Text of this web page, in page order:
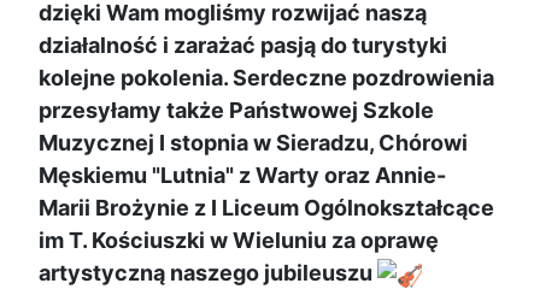
dzięki Wam mogliśmy rozwijać naszą
działalność i zarażać pasją do turystyki
kolejne pokolenia. Serdeczne pozdrowienia
przesyłamy także Państwowej Szkole
Muzycznej I stopnia w Sieradzu, Chórowi
Męskiemu "Lutnia" z Warty oraz Annie-
Marii Brożynie z I Liceum Ogólnokształcące
im T. Kościuszki w Wieluniu za oprawę
artystyczną naszego jubileuszu